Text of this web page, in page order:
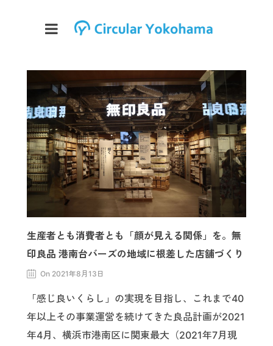
生産者とも消費者とも「顔が見える関係」を。無
印良品 港南台バーズの地域に根差した店舗づくり
On 2021年8月13日
「感じ良いくらし」の実現を目指し、これまで40
年以上その事業運営を続けてきた良品計画が2021
年4月、横浜市港南区に関東最大（2021年7月現